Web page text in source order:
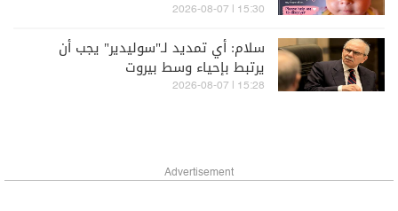
15:30 | 2026-08-07
سلام: أي تمديد لـ"سوليدير" يجب أن
يرتبط بإحياء وسط بيروت
15:28 | 2026-08-07
Advertisement